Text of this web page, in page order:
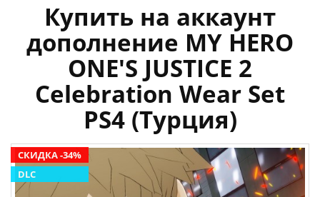
Купить на аккаунт
дополнение MY HERO
ONE'S JUSTICE 2
Celebration Wear Set
PS4 (Турция)
СКИДКА -34%
DLC